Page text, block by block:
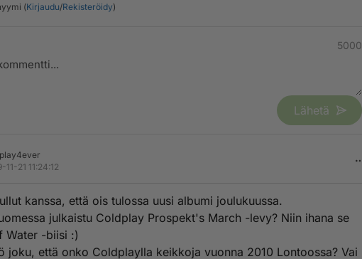
(Kirjaudu/Rekisteröidy)
5000
Lähetä
11-21 11:24:12
kanssa, että ois tulossa uusi albumi joulukuussa.
julkaistu Coldplay Prospekt's March -levy? Niin ihana se
Water -biisi :)
joku, että onko Coldplaylla keikkoja vuonna 2010 Lontoossa? Vai